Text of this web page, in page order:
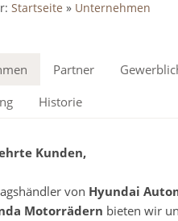
Startseite » Unternehmen
Partner
Historie
Kunden,
von Hyundai
Motorrädern bieten wir